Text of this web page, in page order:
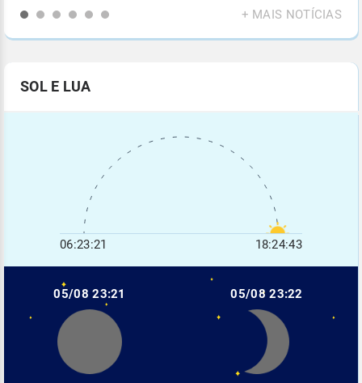
+ MAIS NOTÍCIAS
SOL E LUA
06:23:21 18:24:43
05/08 23:21 05/08 23:22